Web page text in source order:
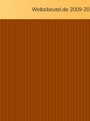
Weibsbeutel.de 2009-